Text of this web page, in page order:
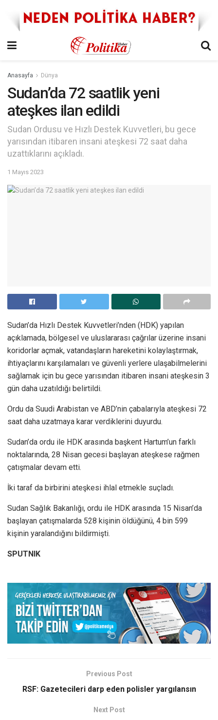
Anasayfa Dünya
Sudan’da 72 saatlik yeni
ateşkes ilan edildi
Sudan Ordusu ve Hızlı Destek Kuvvetleri, bu gece
yarısından itibaren insani ateşkesi 72 saat daha
uzattıklarını açıkladı.
1 Mayıs 2023
Sudan’da Hızlı Destek Kuvvetleri’nden (HDK) yapılan
açıklamada, bölgesel ve uluslararası çağrılar üzerine insani
koridorlar açmak, vatandaşların hareketini kolaylaştırmak,
ihtiyaçlarını karşılamaları ve güvenli yerlere ulaşabilmelerini
sağlamak için bu gece yarısından itibaren insani ateşkesin 3
gün daha uzatıldığı belirtildi.
Ordu da Suudi Arabistan ve ABD’nin çabalarıyla ateşkesi 72
saat daha uzatmaya karar verdiklerini duyurdu.
Sudan’da ordu ile HDK arasında başkent Hartum’un farklı
noktalarında, 28 Nisan gecesi başlayan ateşkese rağmen
çatışmalar devam etti.
İki taraf da birbirini ateşkesi ihlal etmekle suçladı.
Sudan Sağlık Bakanlığı, ordu ile HDK arasında 15 Nisan’da
başlayan çatışmalarda 528 kişinin öldüğünü, 4 bin 599
kişinin yaralandığını bildirmişti.
SPUTNIK
Previous Post
RSF: Gazetecileri darp eden polisler yargılansın
Next Post